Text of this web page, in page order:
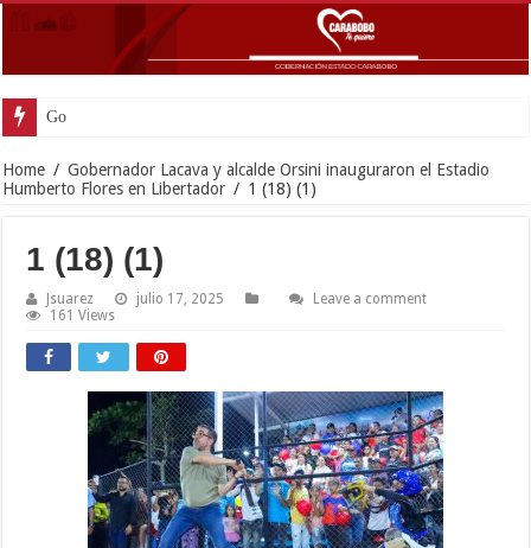
Gobernador Lacava y alcaldesa Rie
Home / Gobernador Lacava y alcalde Orsini inauguraron el Estadio
Humberto Flores en Libertador / 1 (18) (1)
1 (18) (1)
Jsuarez julio 17, 2025
Leave a comment
161 Views